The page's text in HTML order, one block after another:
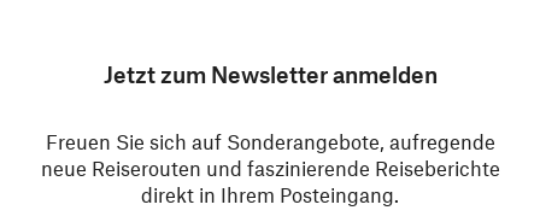
Jetzt zum Newsletter anmelden
Freuen Sie sich auf Sonderangebote, aufregende
neue Reiserouten und faszinierende Reiseberichte
direkt in Ihrem Posteingang.